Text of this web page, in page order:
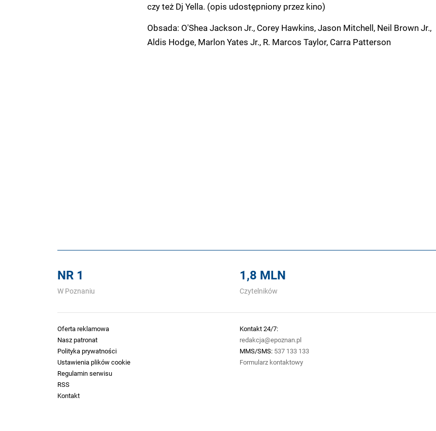
czy też Dj Yella. (opis udostępniony przez kino)
Obsada: O'Shea Jackson Jr., Corey Hawkins, Jason Mitchell, Neil Brown Jr.,
Aldis Hodge, Marlon Yates Jr., R. Marcos Taylor, Carra Patterson
NR 1
W Poznaniu
1,8 MLN
Czytelników
Oferta reklamowa
Nasz patronat
Polityka prywatności
Ustawienia plików cookie
Regulamin serwisu
RSS
Kontakt
Kontakt 24/7:
redakcja@epoznan.pl
MMS/SMS: 537 133 133
Formularz kontaktowy